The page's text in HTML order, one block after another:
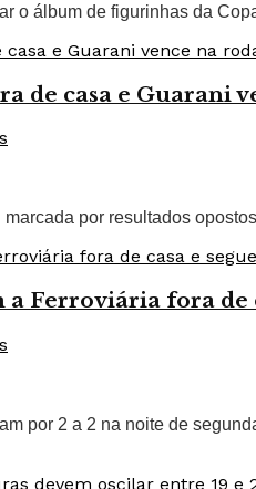
o álbum de figurinhas da
de casa e Guarani
por resultados
Ferroviária fora de
por 2 a 2 na noite de